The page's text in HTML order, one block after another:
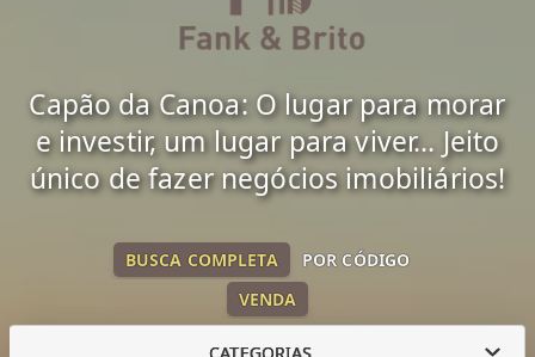
Capão da Canoa: O lugar para morar
e investir, um lugar para viver... Jeito
único de fazer negócios imobiliários!
VENDA
BUSCA COMPLETA POR CÓDIGO
CATEGORIAS